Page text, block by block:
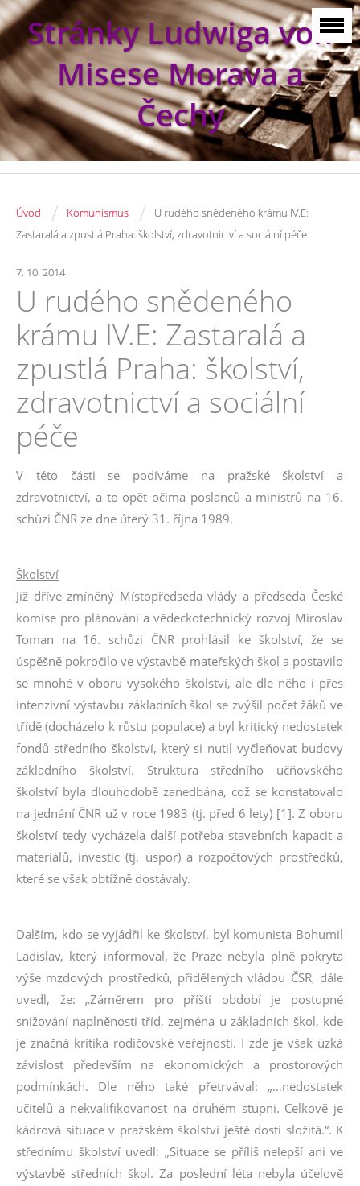
Stránky Ludwiga von
Misese Morava a
Čechy
Úvod / Komunismus /
U rudého snědeného krámu IV.E:
Zastaralá a zpustlá Praha: školství, zdravotnictví a sociální péče
7. 10. 2014
U rudého snědeného
krámu IV.E: Zastaralá a
zpustlá Praha: školství,
zdravotnictví a sociální
péče
V této části se podíváme na pražské školství a
zdravotnictví, a to opět očima poslanců a ministrů na 16.
schůzi ČNR ze dne úterý 31. října 1989.
Školství
Již dříve zmíněný Místopředseda vlády a předseda České
komise pro plánování a vědeckotechnický rozvoj Miroslav
Toman na 16. schůzi ČNR prohlásil ke školství, že se
úspěšně pokročilo ve výstavbě mateřských škol a postavilo
se mnohé v oboru vysokého školství, ale dle něho i přes
intenzivní výstavbu základních škol se zvýšil počet žáků ve
třídě (docházelo k růstu populace) a byl kritický nedostatek
fondů středního školství, který si nutil vyčleňovat budovy
základního školství. Struktura středního učňovského
školství byla dlouhodobě zanedbána, což se konstatovalo
na jednání ČNR už v roce 1983 (tj. před 6 lety) [1]. Z oboru
školství tedy vycházela další potřeba stavebních kapacit a
materiálů, investic (tj. úspor) a rozpočtových prostředků,
které se však obtížně dostávaly.
Dalším, kdo se vyjádřil ke školství, byl komunista Bohumil
Ladislav, který informoval, že Praze nebyla plně pokryta
výše mzdových prostředků, přidělených vládou ČSR, dále
uvedl, že: „Záměrem pro příští období je postupné
snižování naplněnosti tříd, zejména u základních škol, kde
je značná kritika rodičovské veřejnosti. I zde je však úzká
závislost především na ekonomických a prostorových
podmínkách. Dle něho také přetrvával: „…nedostatek
učitelů a nekvalifikovanost na druhém stupni. Celkově je
kádrová situace v pražském školství ještě dosti složitá.“. K
střednímu školství uvedl: „Situace se příliš nelepší ani ve
výstavbě středních škol. Za poslední léta nebyla účelově